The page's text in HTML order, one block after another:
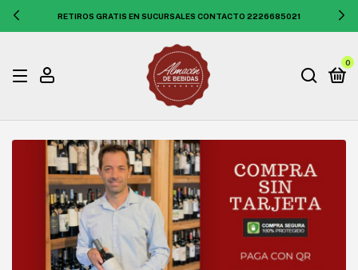
RETIROS GRATIS EN SUCURSALES CONTACTO 2226685021
0